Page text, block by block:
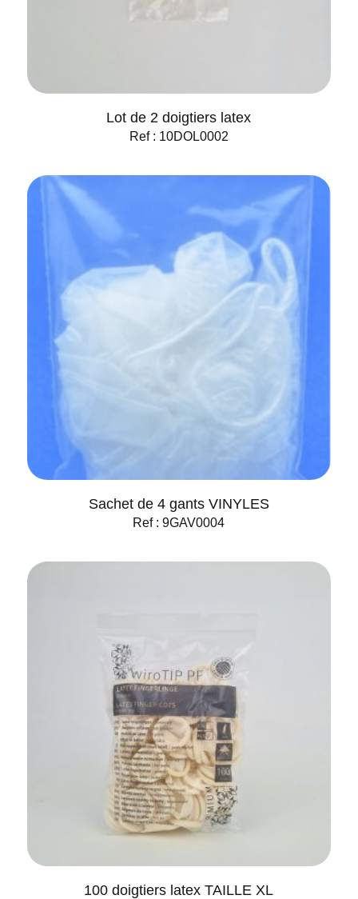
Lot de 2 doigtiers latex
Ref : 10DOL0002
Sachet de 4 gants VINYLES
Ref : 9GAV0004
100 doigtiers latex TAILLE XL